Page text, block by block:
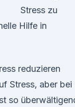
Stress zu
Hilfe in
reduzieren
Stress, aber bei
so